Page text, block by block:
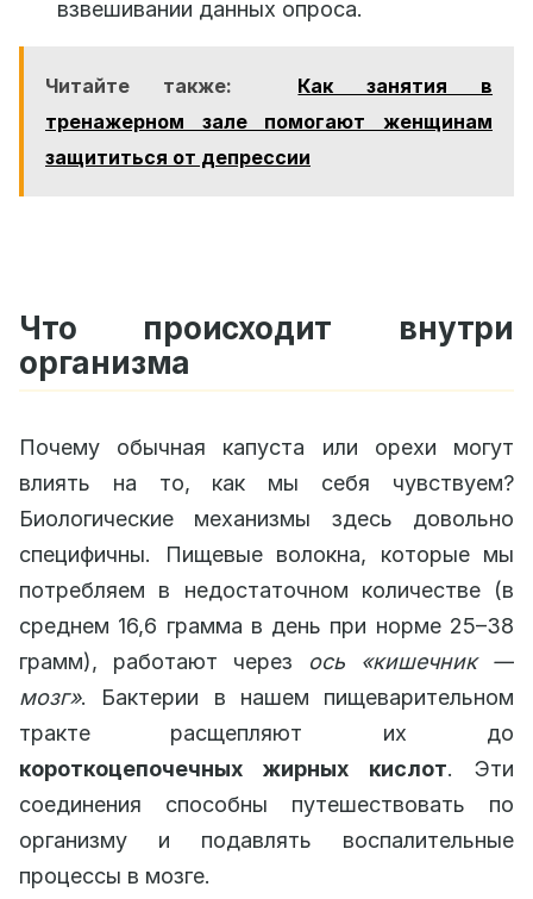
взвешивании данных опроса.
Читайте также:
Как занятия в
тренажерном зале помогают женщинам
защититься от депрессии
Что происходит внутри
организма
Почему обычная капуста или орехи могут
влиять на то, как мы себя чувствуем?
Биологические механизмы здесь довольно
специфичны. Пищевые волокна, которые мы
потребляем в недостаточном количестве (в
среднем 16,6 грамма в день при норме 25–38
грамм), работают через ось «кишечник —
мозг». Бактерии в нашем пищеварительном
тракте расщепляют их до
короткоцепочечных жирных кислот. Эти
соединения способны путешествовать по
организму и подавлять воспалительные
процессы в мозге.